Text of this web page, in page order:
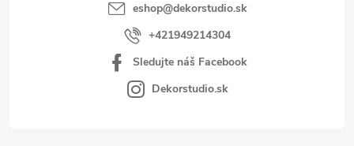
eshop@dekorstudio.sk
+421949214304
Sledujte náš Facebook
Dekorstudio.sk